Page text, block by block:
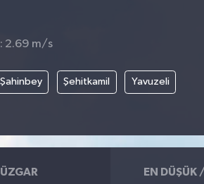
2.69 m/s
Şahinbey Şehitkamil Yavuzeli
EN DÜŞÜK